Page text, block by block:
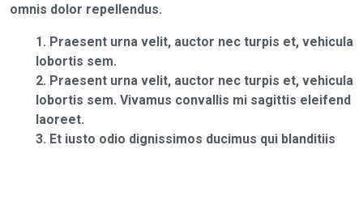
omnis dolor repellendus.
Praesent urna velit, auctor nec turpis et, vehicula
lobortis sem.
Praesent urna velit, auctor nec turpis et, vehicula
lobortis sem. Vivamus convallis mi sagittis eleifend
laoreet.
Et iusto odio dignissimos ducimus qui blanditiis